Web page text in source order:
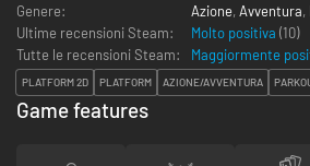
Genere:
Azione, Avventura,
Ultime recensioni Steam:
Molto positiva (10)
Tutte le recensioni Steam:
Maggiormente
PLATFORM 2D PLATFORM AZIONE/AVVENTURA
Game features